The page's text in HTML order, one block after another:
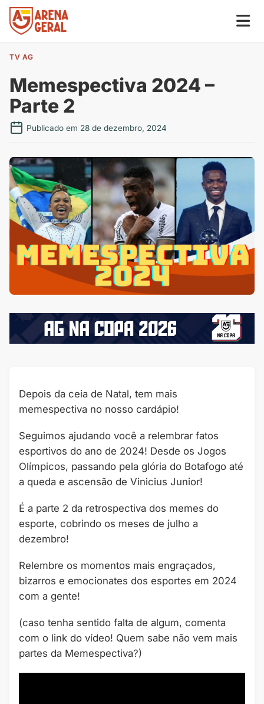
TV AG
Memespectiva 2024 –
Parte 2
Publicado em 28 de dezembro, 2024
Depois da ceia de Natal, tem mais
memespectiva no nosso cardápio!
Seguimos ajudando você a relembrar fatos
esportivos do ano de 2024! Desde os Jogos
Olímpicos, passando pela glória do Botafogo até
a queda e ascensão de Vinicius Junior!
É a parte 2 da retrospectiva dos memes do
esporte, cobrindo os meses de julho a
dezembro!
Relembre os momentos mais engraçados,
bizarros e emocionates dos esportes em 2024
com a gente!
(caso tenha sentido falta de algum, comenta
com o link do vídeo! Quem sabe não vem mais
partes da Memespectiva?)